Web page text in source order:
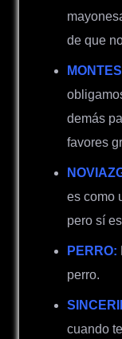
de que
demás
favores
es como
pero sí
PERRO:
perro.
cuando